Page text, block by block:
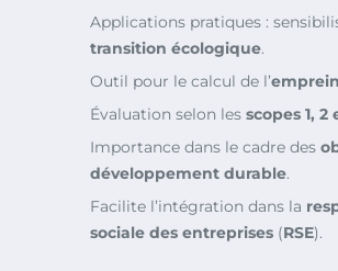
Applications pratiques :
transition écologique.
Outil pour le calcul de l’
Évaluation selon les scopes 1, 2
Importance dans le cadre des
développement durable.
Facilite l’intégration dans la
sociale des entreprises (RSE).